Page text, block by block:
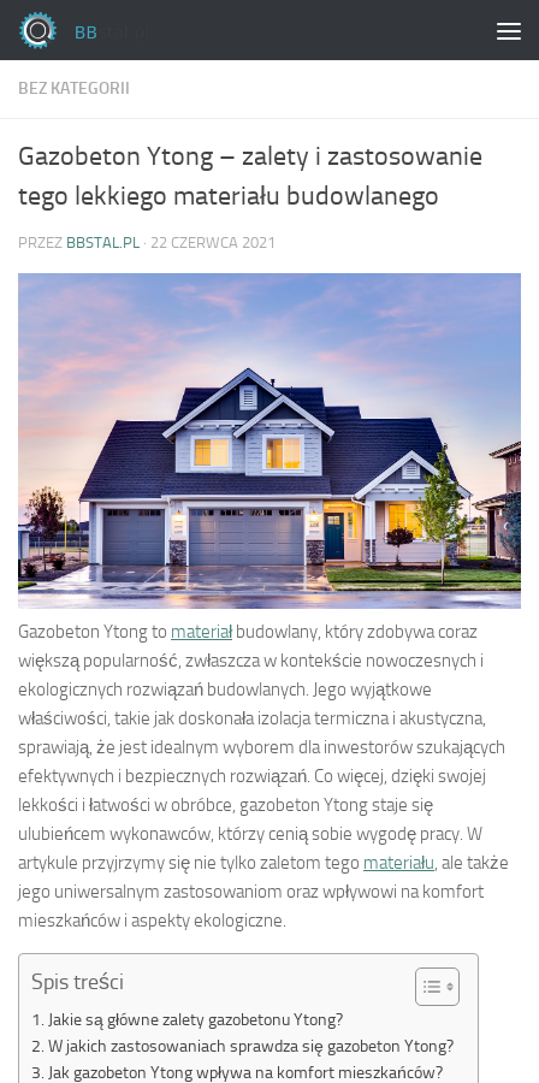
Skip to content
BEZ KATEGORII
Gazobeton Ytong – zalety i zastosowanie
tego lekkiego materiału budowlanego
PRZEZ BBSTAL.PL · 22 CZERWCA 2021
Gazobeton Ytong to materiałbudowlany, który zdobywa coraz
większą popularność, zwłaszcza w kontekście nowoczesnych i
ekologicznych rozwiązań budowlanych. Jego wyjątkowe
właściwości, takie jak doskonała izolacja termiczna i akustyczna,
sprawiają, że jest idealnym wyborem dla inwestorów szukających
efektywnych i bezpiecznych rozwiązań. Co więcej, dzięki swojej
lekkości i łatwości w obróbce, gazobeton Ytong staje się
ulubieńcem wykonawców, którzy cenią sobie wygodę pracy. W
artykule przyjrzymy się nie tylko zaletom tego materiału , ale także
jego uniwersalnym zastosowaniom oraz wpływowi na komfort
mieszkańców i aspekty ekologiczne.
Spis treści
Jakie są główne zalety gazobetonu Ytong?
W jakich zastosowaniach sprawdza się gazobeton Ytong?
Jak gazobeton Ytong wpływa na komfort mieszkańców?